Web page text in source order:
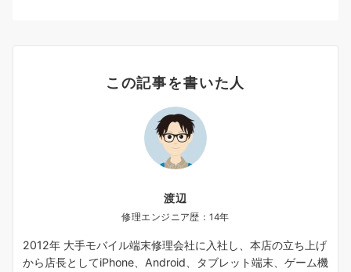
この記事を書いた人
渡辺
修理エンジニア歴：14年
2012年 大手モバイル端末修理会社に入社し、本店の立ち上げ
から店長としてiPhone、Android、タブレット端末、ゲーム機